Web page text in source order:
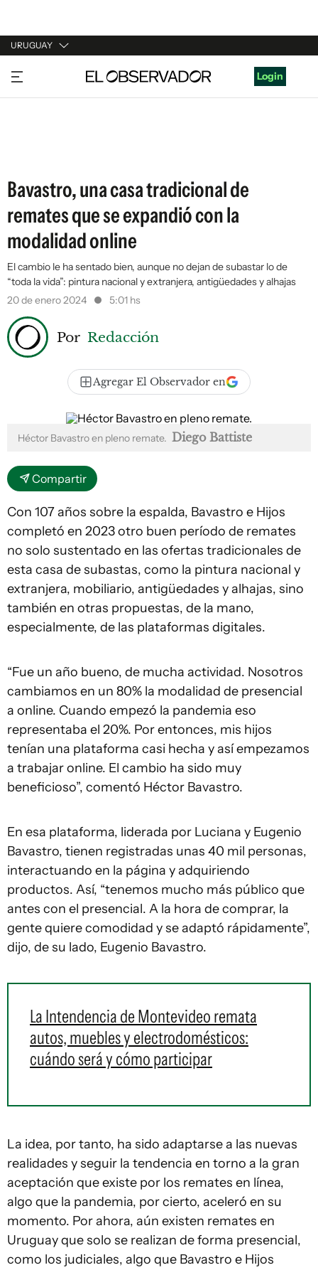
URUGUAY
URUGUAY
ARGENTINA
Login
Bavastro, una casa tradicional de
remates que se expandió con la
modalidad online
El cambio le ha sentado bien, aunque no dejan de subastar lo de
“toda la vida”: pintura nacional y extranjera, antigüedades y alhajas
20 de enero 2024
5:01 hs
Por Redacción
Agregar El Observador en
Héctor Bavastro en pleno remate. Diego Battiste
Compartir
Con 107 años sobre la espalda, Bavastro e Hijos
completó en 2023 otro buen período de remates
no solo sustentado en las ofertas tradicionales de
esta casa de subastas, como la pintura nacional y
extranjera, mobiliario, antigüedades y alhajas, sino
también en otras propuestas, de la mano,
especialmente, de las plataformas digitales.
“Fue un año bueno, de mucha actividad. Nosotros
cambiamos en un 80% la modalidad de presencial
a online. Cuando empezó la pandemia eso
representaba el 20%. Por entonces, mis hijos
tenían una plataforma casi hecha y así empezamos
a trabajar online. El cambio ha sido muy
beneficioso”, comentó Héctor Bavastro.
En esa plataforma, liderada por Luciana y Eugenio
Bavastro, tienen registradas unas 40 mil personas,
interactuando en la página y adquiriendo
productos. Así, “tenemos mucho más público que
antes con el presencial. A la hora de comprar, la
gente quiere comodidad y se adaptó rápidamente”,
dijo, de su lado, Eugenio Bavastro.
La Intendencia de Montevideo remata
autos, muebles y electrodomésticos:
cuándo será y cómo participar
La idea, por tanto, ha sido adaptarse a las nuevas
realidades y seguir la tendencia en torno a la gran
aceptación que existe por los remates en línea,
algo que la pandemia, por cierto, aceleró en su
momento. Por ahora, aún existen remates en
Uruguay que solo se realizan de forma presencial,
como los judiciales, algo que Bavastro e Hijos